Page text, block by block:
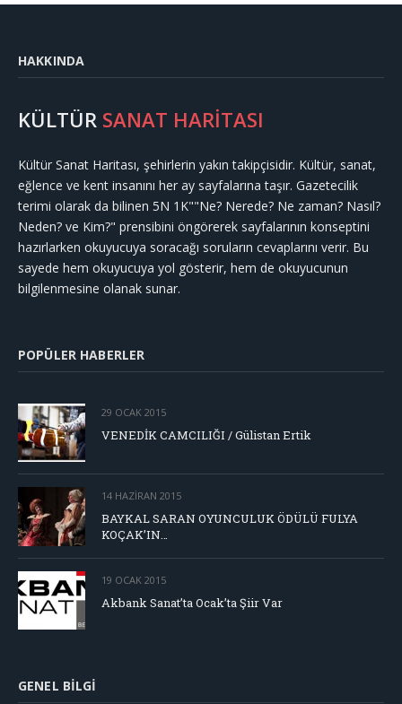
HAKKINDA
KÜLTÜR SANAT HARİTASI
Kültür Sanat Haritası, şehirlerin yakın takipçisidir. Kültür, sanat,
eğlence ve kent insanını her ay sayfalarına taşır. Gazetecilik
terimi olarak da bilinen 5N 1K""Ne? Nerede? Ne zaman? Nasıl?
Neden? ve Kim?" prensibini öngörerek sayfalarının konseptini
hazırlarken okuyucuya soracağı soruların cevaplarını verir. Bu
sayede hem okuyucuya yol gösterir, hem de okuyucunun
bilgilenmesine olanak sunar.
POPÜLER HABERLER
29 OCAK 2015
VENEDİK CAMCILIĞI / Gülistan Ertik
14 HAZIRAN 2015
BAYKAL SARAN OYUNCULUK ÖDÜLÜ FULYA
KOÇAK’IN…
19 OCAK 2015
Akbank Sanat’ta Ocak’ta Şiir Var
GENEL BILGI